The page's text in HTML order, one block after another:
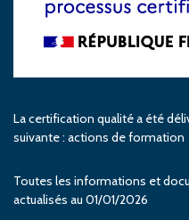
La certification qualité a été
suivante : actions de formation
Toutes les informations et
actualisés au 01/01/2026